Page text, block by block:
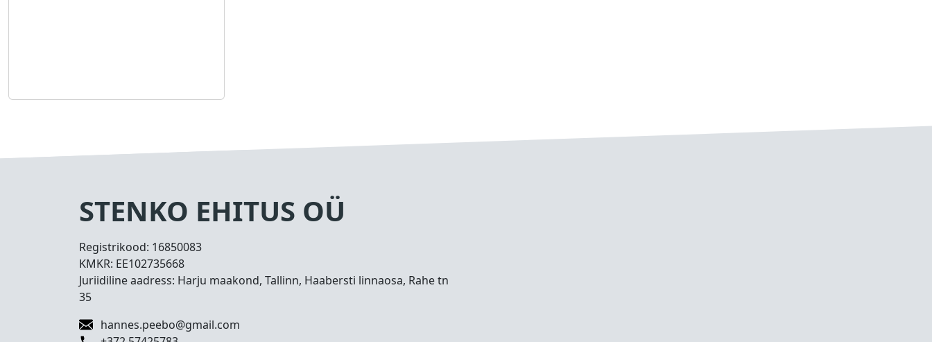
STENKO EHITUS OÜ
Registrikood: 16850083
KMKR: EE102735668
Juriidiline aadress: Harju maakond, Tallinn, Haabersti linnaosa, Rahe tn
35
hannes.peebo@gmail.com